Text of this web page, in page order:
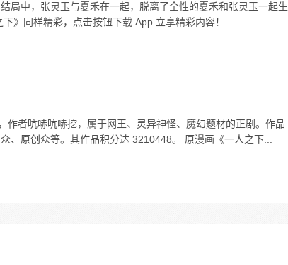
局中，张灵玉与夏禾在一起，脱离了全性的夏禾和张灵玉一起生
》同样精彩，点击按钮下载 App 立享精彩内容！
作者吭哧吭哧挖，属于网王、灵异神怪、魔幻题材的正剧。作品
、原创众等。其作品积分达 3210448。 原漫画《一人之下...